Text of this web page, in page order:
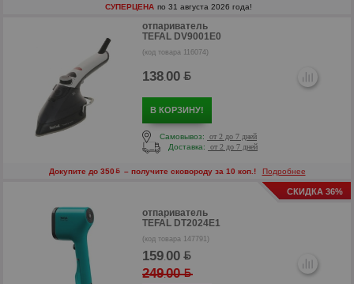
СУПЕРЦЕНА по 31 августа 2026 года!
отпариватель
TEFAL DV9001E0
(код товара 116074)
138.00
В КОРЗИНУ!
Самовывоз:
от 2 до 7 дней
Доставка:
от 2 до 7 дней
Докупите до 350 – получите сковороду за 10 коп.! Подробнее
СКИДКА 36%
отпариватель
TEFAL DT2024E1
(код товара 147791)
159.00
249.00